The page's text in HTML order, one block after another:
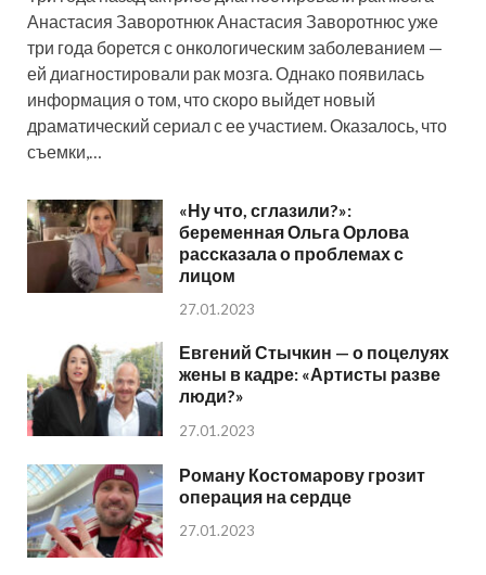
Анастасия Заворотнюк Анастасия Заворотнюс уже
три года борется с онкологическим заболеванием —
ей диагностировали рак мозга. Однако появилась
информация о том, что скоро выйдет новый
драматический сериал с ее участием. Оказалось, что
съемки,…
«Ну что, сглазили?»:
беременная Ольга Орлова
рассказала о проблемах с
лицом
27.01.2023
Евгений Стычкин — о поцелуях
жены в кадре: «Артисты разве
люди?»
27.01.2023
Роману Костомарову грозит
операция на сердце
27.01.2023